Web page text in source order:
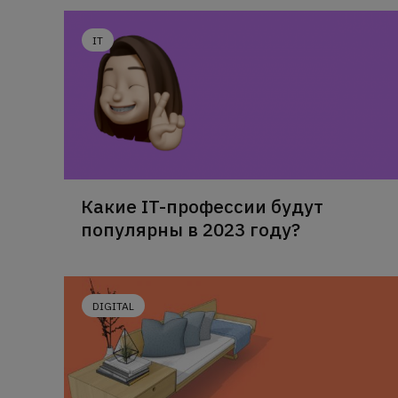
IT
Какие IT-профессии будут
популярны в 2023 году?
DIGITAL